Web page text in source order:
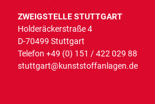
ZWEIGSTELLE STUTTGART
Holderäckerstraße 4
D-70499 Stuttgart
Telefon +49 (0) 151 / 422 029 88
stuttgart@kunststoffanlagen.de